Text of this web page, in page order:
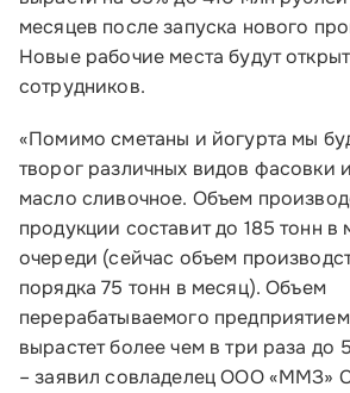
месяцев после запуска нового
Новые рабочие места будут
сотрудников.
«Помимо сметаны и йогурта мы
творог различных видов фасовки
масло сливочное. Объем
продукции составит до 185 тонн в
очереди (сейчас объем
порядка 75 тонн в месяц). Объем
перерабатываемого
вырастет более чем в три раза до
– заявил совладелец ООО «ММЗ»